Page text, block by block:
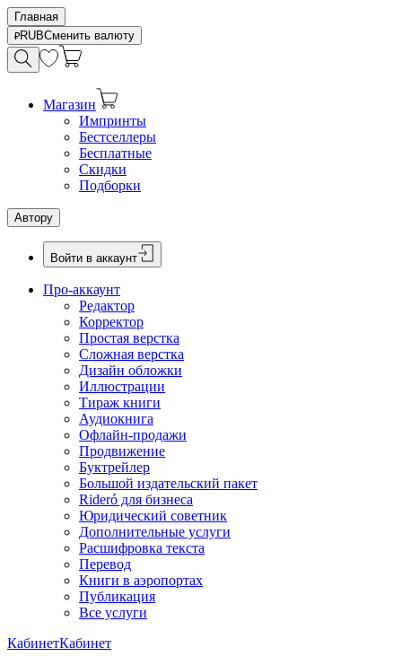
Главная
RUBСменить валюту
Магазин
Импринты
Бестселлеры
Бесплатные
Скидки
Подборки
Автору
Войти в аккаунт
Про-аккаунт
Редактор
Корректор
Простая верстка
Сложная верстка
Дизайн обложки
Иллюстрации
Тираж книги
Аудиокнига
Офлайн-продажи
Продвижение
Буктрейлер
Большой издательский пакет
Rideró для бизнеса
Юридический советник
Дополнительные услуги
Расшифровка текста
Перевод
Книги в аэропортах
Публикация
Все услуги
КабинетКабинет